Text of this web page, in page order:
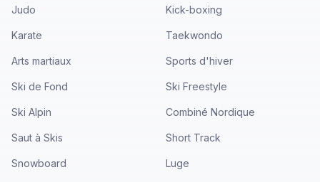
Judo Kick-boxing
Karate Taekwondo
Arts martiaux Sports d'hiver
Ski de Fond Ski Freestyle
Ski Alpin Combiné Nordique
Saut à Skis Short Track
Snowboard Luge